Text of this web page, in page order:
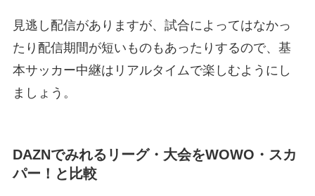
見逃し配信がありますが、試合によってはなかっ
たり配信期間が短いものもあったりするので、基
本サッカー中継はリアルタイムで楽しむようにし
ましょう。
DAZNでみれるリーグ・大会をWOWO・スカ
パー！と比較